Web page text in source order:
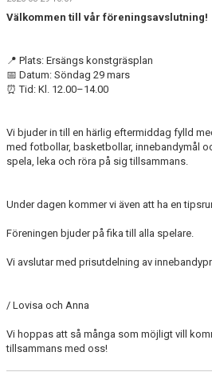
Välkommen till vår föreningsavslutning!
📍 Plats: Ersängs konstgräsplan
📅 Datum: Söndag 29 mars
⏰ Tid: Kl. 12.00–14.00
Vi bjuder in till en härlig eftermiddag fylld
med fotbollar, basketbollar, innebandymål
spela, leka och röra på sig tillsammans.
Under dagen kommer vi även att ha en
Föreningen bjuder på fika till alla spelare.
Vi avslutar med prisutdelning av
/ Lovisa och Anna
Vi hoppas att så många som möjligt vill
tillsammans med oss!